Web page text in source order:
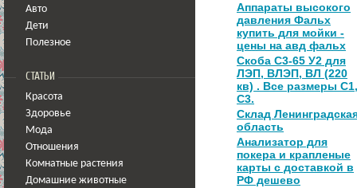
Авто
Дети
Полезное
СТАТЬИ
Красота
Здоровье
Мода
Отношения
Комнатные растения
Домашние животные
Аппараты высокого
давления Фальх
купить для мойки -
цены на авд фальх
Скоба С3-65 У2 для
ЛЭП, ВЛЭП, ВЛ (220
кв) . Все размеры С1,
С3.
Склад
область
Анализатор для
покера и крапленые
карты с доставкой в
РФ дешево